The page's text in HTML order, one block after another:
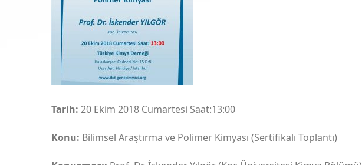
Tarih: 20 Ekim 2018 Cumartesi Saat:13:00
Konu: Bilimsel Araştırma ve Polimer Kimyası (Sertifikalı Toplantı)